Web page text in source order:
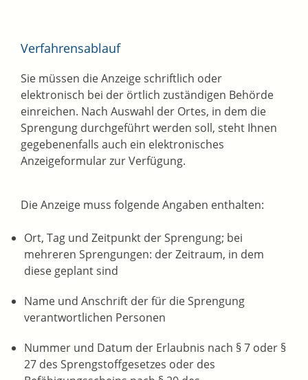
Verfahrensablauf
Sie müssen die Anzeige schriftlich oder
elektronisch bei der örtlich zuständigen Behörde
einreichen. Nach Auswahl der Ortes, in dem die
Sprengung durchgeführt werden soll, steht Ihnen
gegebenenfalls auch ein elektronisches
Anzeigeformular zur Verfügung.
Die Anzeige muss folgende Angaben enthalten:
Ort, Tag und Zeitpunkt der Sprengung; bei
mehreren Sprengungen: der Zeitraum, in dem
diese geplant sind
Name und Anschrift der für die Sprengung
verantwortlichen Personen
Nummer und Datum der Erlaubnis nach § 7 oder §
27 des Sprengstoffgesetzes oder des